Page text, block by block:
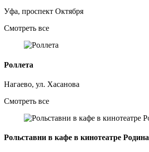
Уфа, проспект Октября
Смотреть все
Роллета
Нагаево, ул. Хасанова
Смотреть все
Рольставни в кафе в кинотеатре Родина